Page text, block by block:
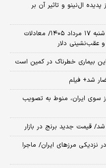
ال‌نینو و تاثیر آن بر
پیش‌بینی قیمت طلا، دلار و سکه امروز شنبه ۱۷ مرداد ۱۴۰۵/ معادلات
و عقب‌نشینی دلار
بیماری خطرناک در کمین است
شد+ فیلم
سوی ایران، منوط به تصویب
نزدیکی مرز‌های ایران/ ماجرا